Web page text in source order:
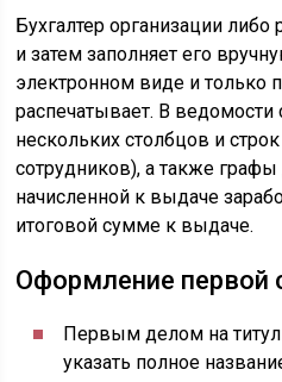
Бухгалтер организации либо
и затем заполняет его
электронном виде и только
распечатывает. В ведомости
нескольких столбцов и
сотрудников), а также
начисленной к выдаче
итоговой сумме к выдаче.
Оформление первой
Первым делом на
указать полное